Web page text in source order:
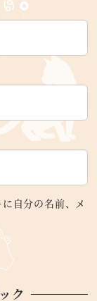
自分の名前、メ
ク